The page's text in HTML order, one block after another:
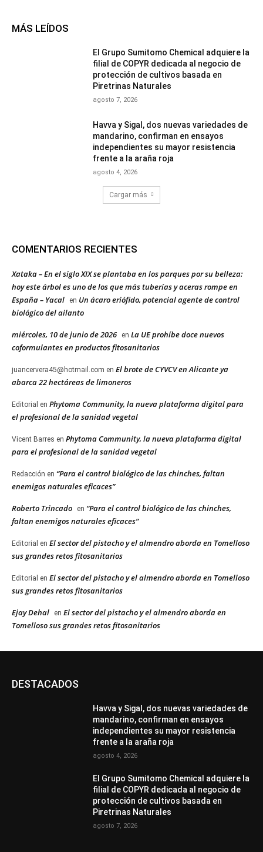
MÁS LEÍDOS
El Grupo Sumitomo Chemical adquiere la
filial de COPYR dedicada al negocio de
protección de cultivos basada en
Piretrinas Naturales
agosto 7, 2026
Havva y Sigal, dos nuevas variedades de
mandarino, confirman en ensayos
independientes su mayor resistencia
frente a la araña roja
agosto 4, 2026
Cargar más
COMENTARIOS RECIENTES
Xataka – En el siglo XIX se plantaba en los parques por su belleza:
hoy este árbol es uno de los que más tuberías y aceras rompe en
España – Yacal
en Un ácaro eriófido, potencial agente de control
biológico del ailanto
miércoles, 10 de junio de 2026 en La UE prohíbe doce nuevos
coformulantes en productos fitosanitarios
juancervera45@hotmail.com en El brote de CYVCV en Alicante ya
abarca 22 hectáreas de limoneros
Editorial en Phytoma Community, la nueva plataforma digital para
el profesional de la sanidad vegetal
Vicent Barres en Phytoma Community, la nueva plataforma digital
para el profesional de la sanidad vegetal
Redacción en “Para el control biológico de las chinches, faltan
enemigos naturales eficaces”
Roberto Trincado en “Para el control biológico de las chinches,
faltan enemigos naturales eficaces”
Editorial en El sector del pistacho y el almendro aborda en Tomelloso
sus grandes retos fitosanitarios
Editorial en El sector del pistacho y el almendro aborda en Tomelloso
sus grandes retos fitosanitarios
Ejay Dehal en El sector del pistacho y el almendro aborda en
Tomelloso sus grandes retos fitosanitarios
DESTACADOS
Havva y Sigal, dos nuevas variedades de
mandarino, confirman en ensayos
independientes su mayor resistencia
frente a la araña roja
agosto 4, 2026
El Grupo Sumitomo Chemical adquiere la
filial de COPYR dedicada al negocio de
protección de cultivos basada en
Piretrinas Naturales
agosto 7, 2026